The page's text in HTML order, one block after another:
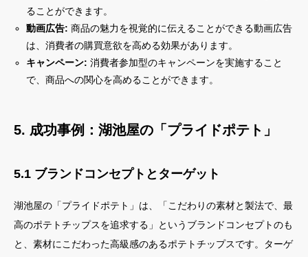
ることができます。
動画広告: 商品の魅力を視覚的に伝えることができる動画広告
は、消費者の購買意欲を高める効果があります。
キャンペーン: 消費者参加型のキャンペーンを実施すること
で、商品への関心を高めることができます。
5. 成功事例：湖池屋の「プライドポテト」
5.1 ブランドコンセプトとターゲット
湖池屋の「プライドポテト」は、「こだわりの素材と製法で、最
高のポテトチップスを追求する」というブランドコンセプトのも
と、素材にこだわった高級感のあるポテトチップスです。ターゲ